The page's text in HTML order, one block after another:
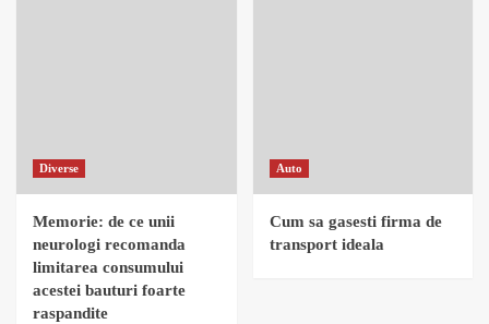
Diverse
Memorie: de ce unii
neurologi recomanda
limitarea consumului
acestei bauturi foarte
raspandite
Auto
Cum sa gasesti firma de
transport ideala